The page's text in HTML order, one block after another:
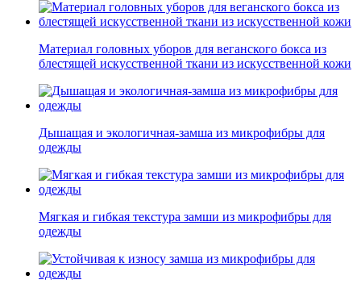
Материал головных уборов для веганского бокса из
блестящей искусственной ткани из искусственной кожи
Дышащая и экологичная-замша из микрофибры для
одежды
Мягкая и гибкая текстура замши из микрофибры для
одежды